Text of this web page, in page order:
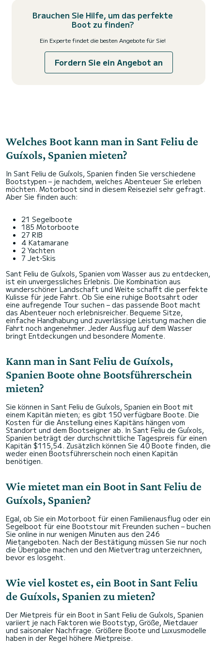
Brauchen Sie Hilfe, um das perfekte
Boot zu finden?
Ein Experte findet die besten Angebote für Sie!
Fordern Sie ein Angebot an
Welches Boot kann man in Sant Feliu de
Guíxols, Spanien mieten?
In Sant Feliu de Guíxols, Spanien finden Sie verschiedene
Bootstypen – je nachdem, welches Abenteuer Sie erleben
möchten. Motorboot sind in diesem Reiseziel sehr gefragt.
Aber Sie finden auch:
21 Segelboote
185 Motorboote
27 RIB
4 Katamarane
2 Yachten
7 Jet-Skis
Sant Feliu de Guíxols, Spanien vom Wasser aus zu entdecken,
ist ein unvergessliches Erlebnis. Die Kombination aus
wunderschöner Landschaft und Weite schafft die perfekte
Kulisse für jede Fahrt. Ob Sie eine ruhige Bootsahrt oder
eine aufregende Tour suchen – das passende Boot macht
das Abenteuer noch erlebnisreicher. Bequeme Sitze,
einfache Handhabung und zuverlässige Leistung machen die
Fahrt noch angenehmer. Jeder Ausflug auf dem Wasser
bringt Entdeckungen und besondere Momente.
Kann man in Sant Feliu de Guíxols,
Spanien Boote ohne Bootsführerschein
mieten?
Sie können in Sant Feliu de Guíxols, Spanien ein Boot mit
einem Kapitän mieten; es gibt 150 verfügbare Boote. Die
Kosten für die Anstellung eines Kapitäns hängen vom
Standort und dem Bootseigner ab. In Sant Feliu de Guíxols,
Spanien beträgt der durchschnittliche Tagespreis für einen
Kapitän $115,54. Zusätzlich können Sie 40 Boote finden, die
weder einen Bootsführerschein noch einen Kapitän
benötigen.
Wie mietet man ein Boot in Sant Feliu de
Guíxols, Spanien?
Egal, ob Sie ein Motorboot für einen Familienausflug oder ein
Segelboot für eine Bootstour mit Freunden suchen – buchen
Sie online in nur wenigen Minuten aus den 246
Mietangeboten. Nach der Bestätigung müssen Sie nur noch
die Übergabe machen und den Mietvertrag unterzeichnen,
bevor es losgeht.
Wie viel kostet es, ein Boot in Sant Feliu
de Guíxols, Spanien zu mieten?
Der Mietpreis für ein Boot in Sant Feliu de Guíxols, Spanien
variiert je nach Faktoren wie Bootstyp, Größe, Mietdauer
und saisonaler Nachfrage. Größere Boote und Luxusmodelle
haben in der Regel höhere Mietpreise.